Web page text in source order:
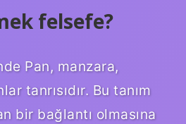
felsefe?
Pan, manzara,
tanrısıdır. Bu tanım
bir bağlantı olmasına